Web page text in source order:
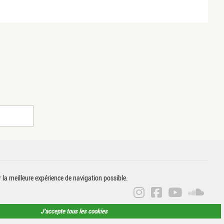
meilleure expérience de navigation possible.
J’accepte tous les cookies
ANNE CÉLINE
ANNEANNE